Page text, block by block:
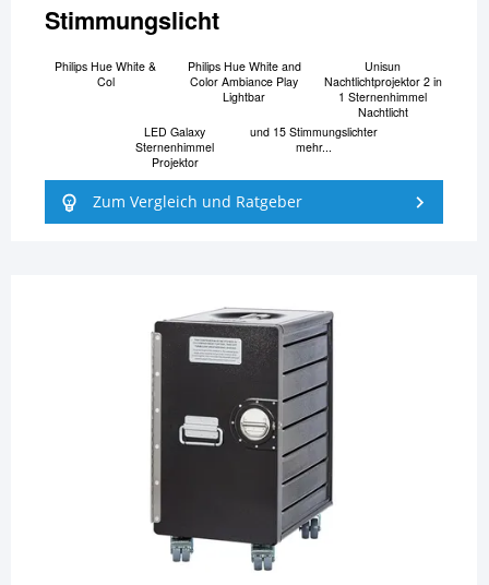
Stimmungslicht
Philips Hue White &
Col
Philips Hue White and
Color Ambiance Play
Lightbar
Unisun
Nachtlichtprojektor 2 in
1 Sternenhimmel
Nachtlicht
LED Galaxy
Sternenhimmel
Projektor
und 15 Stimmungslichter
mehr...
Zum Vergleich und Ratgeber